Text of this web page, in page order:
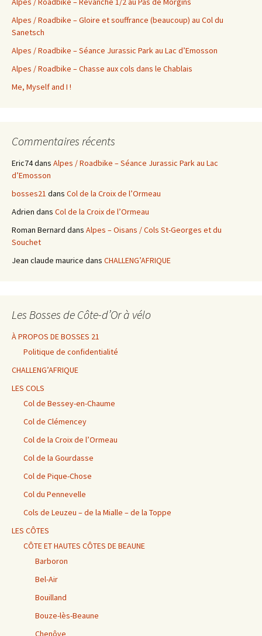
Alpes / Roadbike – Gloire et souffrance (beaucoup) au Col du
Sanetsch
Alpes / Roadbike – Séance Jurassic Park au Lac d’Emosson
Alpes / Roadbike – Chasse aux cols dans le Chablais
Me, Myself and I !
Commentaires récents
Eric74dans Alpes / Roadbike – Séance Jurassic Park au Lac
d’Emosson
bosses21 dans Col de la Croix de l’Ormeau
Adrien dans Col de la Croix de l’Ormeau
Roman Bernard dans Alpes – Oisans / Cols St-Georges et du
Souchet
Jean claude maurice dans CHALLENG’AFRIQUE
Les Bosses de Côte-d’Or à vélo
À PROPOS DE BOSSES 21
Politique de confidentialité
CHALLENG’AFRIQUE
LES COLS
Col de Bessey-en-Chaume
Col de Clémencey
Col de la Croix de l’Ormeau
Col de la Gourdasse
Col de Pique-Chose
Col du Pennevelle
Cols de Leuzeu – de la Mialle – de la Toppe
LES CÔTES
CÔTE ET HAUTES CÔTES DE BEAUNE
Barboron
Bel-Air
Bouilland
Bouze-lès-Beaune
Chenôve